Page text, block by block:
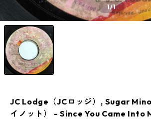
1/1
JC Lodge（JCロッジ）, Sugar
イノット） - Since You Came Into